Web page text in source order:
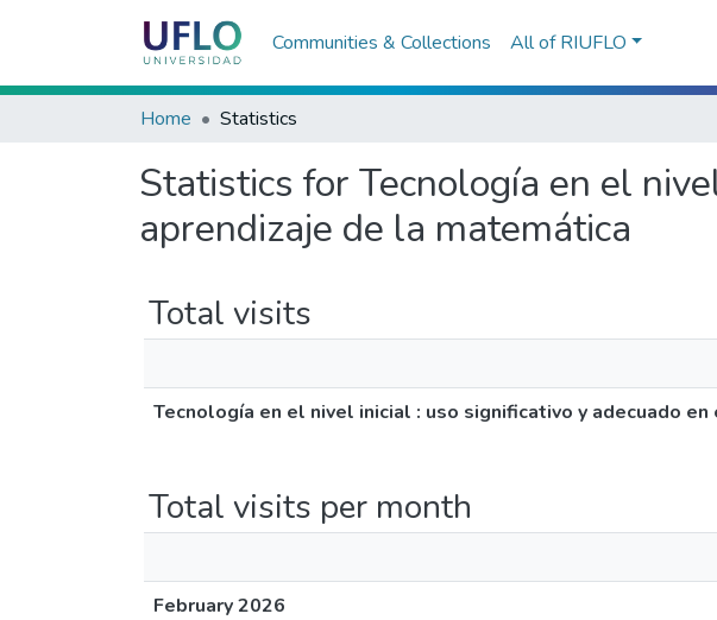
Communities & Collections All of RIUFLO
Home Statistics
Statistics for Tecnología en el
aprendizaje de la matemática
Total visits
Tecnología en el nivel inicial : uso significativo y adecuado
Total visits per month
February 2026